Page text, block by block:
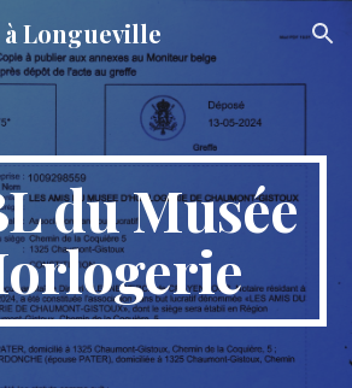
Skip to navigation
Longueville
du Musée